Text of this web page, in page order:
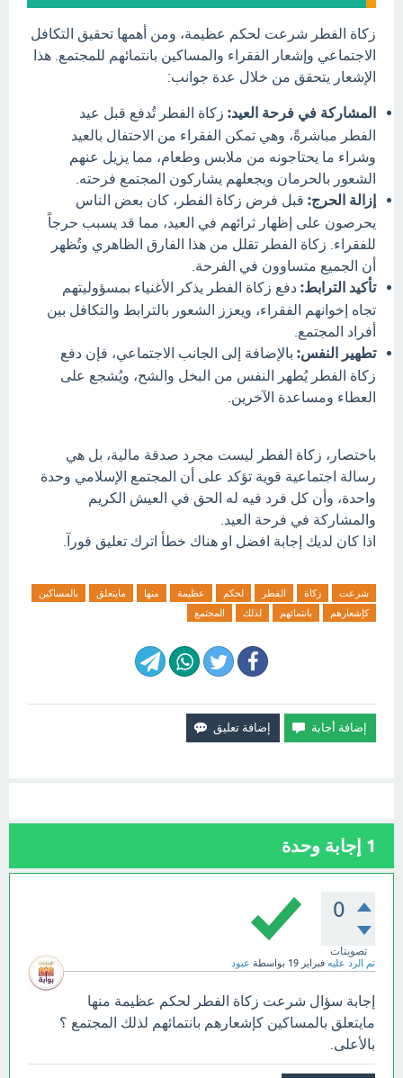
زكاة الفطر شرعت لحكم عظيمة، ومن أهمها تحقيق التكافل
الاجتماعي وإشعار الفقراء والمساكين بانتمائهم للمجتمع. هذا
الإشعار يتحقق من خلال عدة جوانب:
المشاركة في فرحة العيد: زكاة الفطر تُدفع قبل عيد
الفطر مباشرةً، وهي تمكن الفقراء من الاحتفال بالعيد
وشراء ما يحتاجونه من ملابس وطعام، مما يزيل عنهم
الشعور بالحرمان ويجعلهم يشاركون المجتمع فرحته.
إزالة الحرج: قبل فرض زكاة الفطر، كان بعض الناس
يحرصون على إظهار ثرائهم في العيد، مما قد يسبب حرجاً
للفقراء. زكاة الفطر تقلل من هذا الفارق الظاهري وتُظهر
أن الجميع متساوون في الفرحة.
تأكيد الترابط: دفع زكاة الفطر يذكر الأغنياء بمسؤوليتهم
تجاه إخوانهم الفقراء، ويعزز الشعور بالترابط والتكافل بين
أفراد المجتمع.
تطهير النفس: بالإضافة إلى الجانب الاجتماعي، فإن دفع
زكاة الفطر يُطهر النفس من البخل والشح، ويُشجع على
العطاء ومساعدة الآخرين.
باختصار، زكاة الفطر ليست مجرد صدقة مالية، بل هي
رسالة اجتماعية قوية تؤكد على أن المجتمع الإسلامي وحدة
واحدة، وأن كل فرد فيه له الحق في العيش الكريم
والمشاركة في فرحة العيد.
اذا كان لديك إجابة افضل او هناك خطأ اترك تعليق فورآ.
شرعت زكاة الفطر لحكم عظيمة منها مايتعلق
بالمساكين
كإشعارهم
بانتمائهم لذلك المجتمع
1 إجابة وحدة
0
تصويتات
تم الرد عليه فبراير 19 بواسطة عبود
إجابة سؤال شرعت زكاة الفطر لحكم عظيمة منها
مايتعلق بالمساكين كإشعارهم بانتمائهم لذلك المجتمع ؟
بالأعلى.